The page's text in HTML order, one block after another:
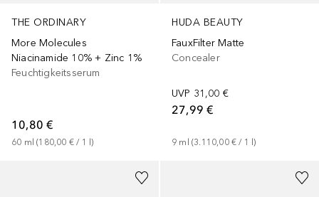
THE ORDINARY
More Molecules
Niacinamide 10% + Zinc 1%
Feuchtigkeitsserum
10,80 €
60 ml (180,00 € / 1 l)
HUDA BEAUTY
FauxFilter Matte
Concealer
UVP 31,00 €
27,99 €
9 ml (3.110,00 € / 1 l)
+ 4 1Größe